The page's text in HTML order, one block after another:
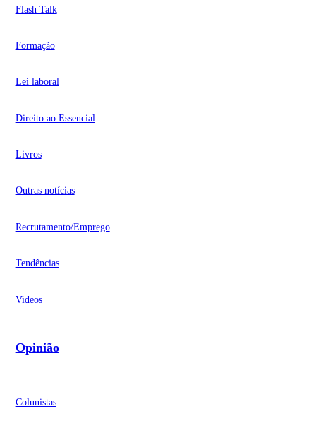
Flash Talk
Formação
Lei laboral
Direito ao Essencial
Livros
Outras notícias
Recrutamento/Emprego
Tendências
Videos
Opinião
Colunistas